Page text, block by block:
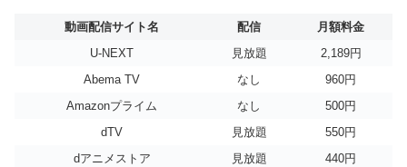
動画配信サイト名 配信
月額料金
U-NEXT
見放題
2,189円
Abema TV
なし
960円
Amazonプライム
なし
500円
dTV
見放題
550円
dアニメストア
見放題 440円